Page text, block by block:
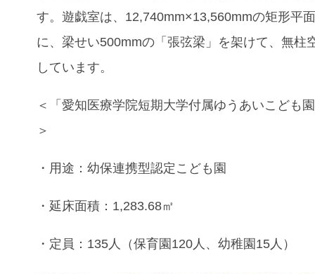
す。遊戯室は、12,740mm×13,560mmの矩形平
に、梁せい500mmの「張弦梁」を架けて、無柱
しています。
＜「愛知医療学院短期大学付属ゆうあいこども
＞
・用途：幼保連携型認定こども園
・延床面積：1,283.68㎡
・定員：135人（保育園120人、幼稚園15人）